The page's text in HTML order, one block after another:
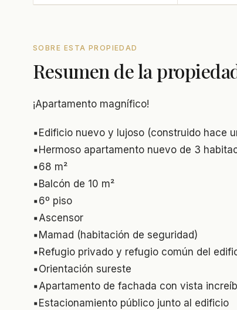
SOBRE ESTA PROPIEDAD
Resumen de la
¡Apartamento magnífico!
▪️Edificio nuevo y lujoso (construido hace
▪️Hermoso apartamento nuevo de 3
▪️68 m²
▪️Balcón de 10 m²
▪️6º piso
▪️Ascensor
▪️Mamad (habitación de seguridad)
▪️Refugio privado y refugio común del
▪️Orientación sureste
▪️Apartamento de fachada con vista
▪️Estacionamiento público junto al edificio